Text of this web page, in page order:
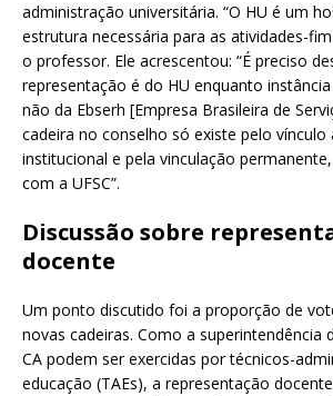
administração universitária. “O HU é um
estrutura necessária para as atividades-
o professor. Ele acrescentou: “É preciso
representação é do HU enquanto
não da Ebserh [Empresa Brasileira de
cadeira no conselho só existe pelo vínculo
institucional e pela vinculação
com a UFSC”.
Discussão sobre
docente
Um ponto discutido foi a proporção de
novas cadeiras. Como a superintendência
CA podem ser exercidas por técnicos-
educação (TAEs), a representação